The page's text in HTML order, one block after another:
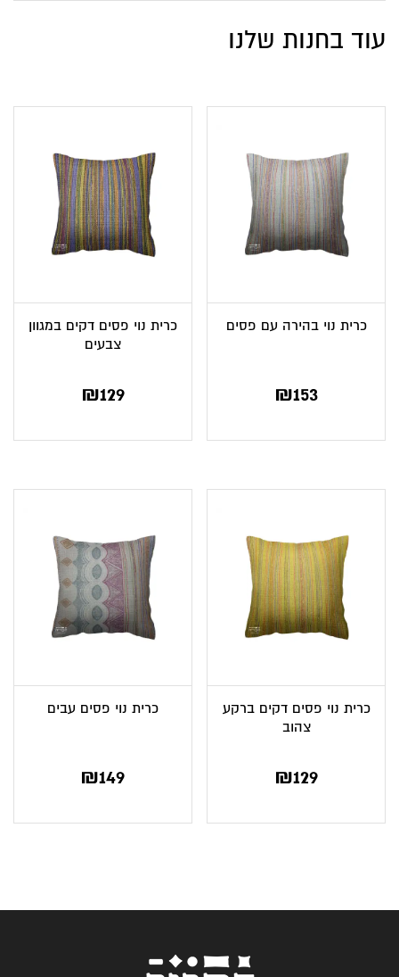
עוד בחנות שלנו
כרית נוי בהירה עם פסים
₪153
כרית נוי פסים דקים במגוון
צבעים
₪129
כרית נוי פסים דקים ברקע
צהוב
₪129
כרית נוי פסים עבים
₪149